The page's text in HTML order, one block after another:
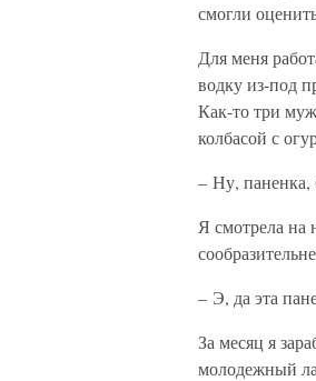
смогли
Для меня
водку из-под
Как-то три
колбасой с
– Ну, паненка,
Я смотрела на
– Э, да эта
За месяц я
молодежный